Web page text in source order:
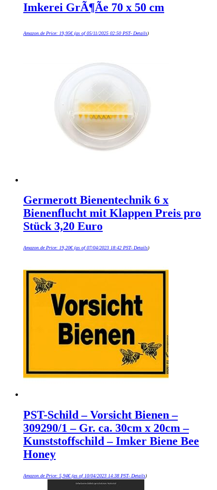
Imkerei GrÃ¶Ãe 70 x 50 cm
Amazon.de Price: 19,95€(as of 05/11/2025 02:50 PST- Details)
Germerott Bienentechnik 6 x
Bienenflucht mit Klappen Preis pro
Stück 3,20 Euro
Amazon.de Price: 19,20€(as of 07/04/2023 18:42 PST- Details)
PST-Schild – Vorsicht Bienen –
309290/1 – Gr. ca. 30cm x 20cm –
Kunststoffschild – Imker Biene Bee
Honey
Amazon.de Price: 5,94€(as of 10/04/2023 14:38 PST- Details)